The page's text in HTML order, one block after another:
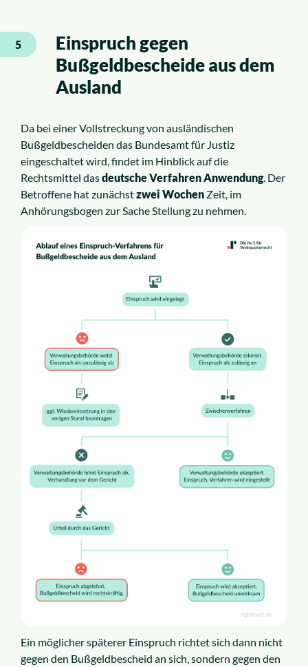
5
Einspruch gegen
Bußgeldbescheide aus dem
Ausland
Da bei einer Vollstreckung von ausländischen
Bußgeldbescheiden das Bundesamt für Justiz
eingeschaltet wird, findet im Hinblick auf die
Rechtsmittel dasdeutsche Verfahren Anwendung. Der
Betroffene hat zunächstzwei Wochen Zeit, im
Anhörungsbogen zur Sache Stellung zu nehmen.
Ein möglicher späterer Einspruch richtet sich dann nicht
gegen den Bußgeldbescheid an sich, sondern gegen den